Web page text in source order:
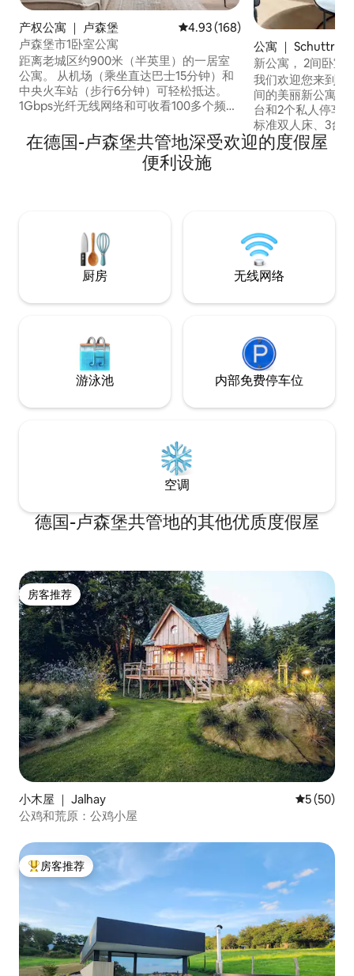
产权公寓 ｜ 卢森堡 平均评分 4.93 分（满分 5 分），
4.93 (168)
卢森堡市1卧室公寓
距离老城区约900米（半英里）的一居室
公寓。 从机场（乘坐直达巴士15分钟）和
中央火车站（步行6分钟）可轻松抵达。
1Gbps光纤无线网络和可收看100多个频道
午 6 点可在街边付费停车（1 欧元/小
时），通过应用程序“Indigo Neo”支付 大
楼前有地下停车场，费用为 35 欧元/24 小
公寓 ｜
新公寓， 2间卧室
我们欢迎您来到这
间的美丽新公寓，
台和2个私人停车场。 设有2间卧
标准双人床、3台
人。 绿色房间配有一张160厘米乘200厘米
的电动床。 蓝色房间可供选择： 2张80厘
在德国-卢森堡共管地深受欢迎的度假屋
便利设施
厨房 无线网络
游泳池 内部免费停车位
空调
德国-卢森堡共管地的其他优质度假屋
房客推荐
房客推荐
小木屋 ｜ Jalhay 平均评分
5 (50)
公鸡和荒原：公鸡小屋
热门「房客推荐」
房客推荐